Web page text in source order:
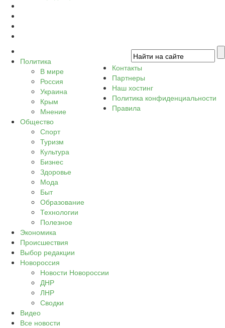
Политика
В мире
Россия
Украина
Крым
Мнение
Общество
Спорт
Туризм
Культура
Бизнес
Здоровье
Мода
Быт
Образование
Технологии
Полезное
Экономика
Происшествия
Выбор редакции
Новороссия
Новости Новороссии
ДНР
ЛНР
Сводки
Видео
Все новости
Контакты
Партнеры
Наш хостинг
Политика конфиденциальности
Правила